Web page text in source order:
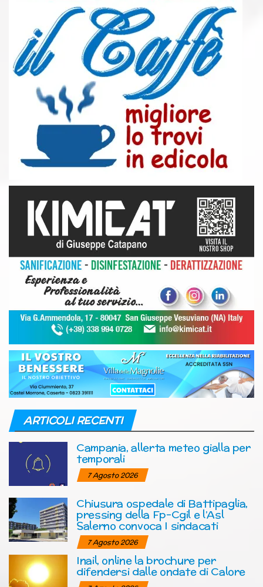
ARTICOLI RECENTI
Campania, allerta meteo gialla per
temporali
7 Agosto 2026
Chiusura ospedale di Battipaglia,
pressing della Fp-Cgil e l’Asl
Salerno convoca I sindacati
7 Agosto 2026
Inail, online la brochure per
difendersi dalle ondate di Calore